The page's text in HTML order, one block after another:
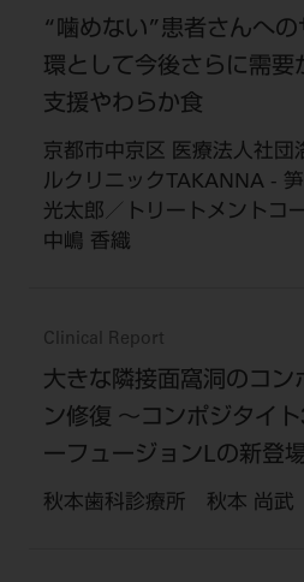
“噛めない”患者さんへ
環として今後さらに需要
支援やわらか食
京都市中京区 医療法人社団
ルクリニックTAKANNA -
光太郎／トリートメントコ
中嶋 香織
Clinical Report
大きな隣接面窩洞のコン
ン修復 〜コンポジタイ
ーフュージョンLの新登
秋本歯科診療所 秋本 尚武